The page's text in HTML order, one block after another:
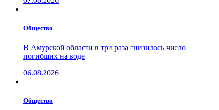
Общество
В Амурской области в три раза снизилось число
погибших на воде
06.08.2026
Общество